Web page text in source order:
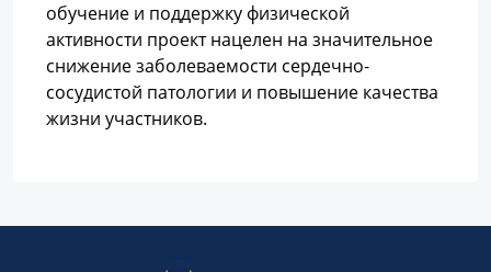
обучение и поддержку физической
активности проект нацелен на значительное
снижение заболеваемости сердечно-
сосудистой патологии и повышение качества
жизни участников.